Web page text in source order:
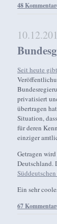
48
Seit heute
privatisiert
übertragen
Situation,
für deren
einziger
Getragen
Deutschland.
Ein sehr
67